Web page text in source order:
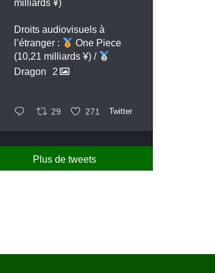
milliards ¥)
Droits audiovisuels à
l’étranger :
One Piece
(10,21 milliards ¥) /
Dragon
2
29 271 Twitter
Plus de tweets